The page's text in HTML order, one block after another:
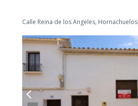
Calle Reina de los Angeles, Hornachuelos